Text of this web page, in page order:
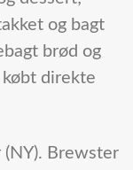
og bagt
brød og
direkte
Brewster